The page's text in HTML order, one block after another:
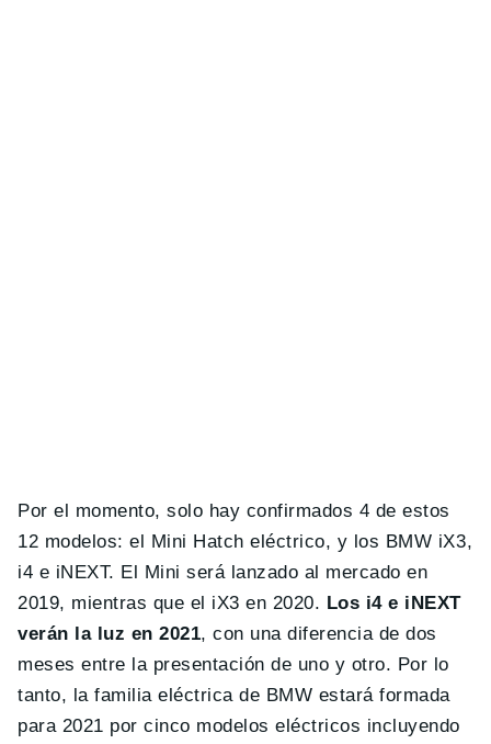
Por el momento, solo hay confirmados 4 de estos
12 modelos: el Mini Hatch eléctrico, y los BMW iX3,
i4 e iNEXT. El Mini será lanzado al mercado en
2019, mientras que el iX3 en 2020. Los i4 e iNEXT
verán la luz en 2021, con una diferencia de dos
meses entre la presentación de uno y otro. Por lo
tanto, la familia eléctrica de BMW estará formada
para 2021 por cinco modelos eléctricos incluyendo